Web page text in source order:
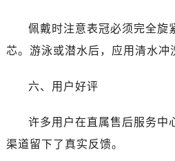
佩戴时注意表冠必须完全旋
芯。游泳或潜水后，应用清水冲
六、用户好评
许多用户在直属售后服务中
渠道留下了真实反馈。